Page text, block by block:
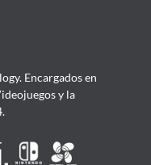
Encargados en
y la